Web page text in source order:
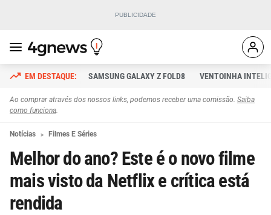
SAMSUNG GALAXY Z FOLD8 VENTOINHA
Ao comprar através dos nossos links, podemos receber uma comissão. Saiba
como funciona.
Notícias Filmes E Séries
Melhor do ano? Este é o novo filme
mais visto da Netflix e crítica está
rendida